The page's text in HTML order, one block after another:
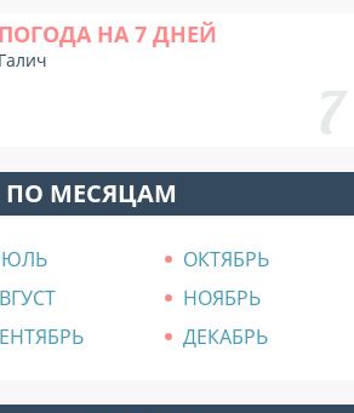
ПОГОДА НА 7 ДНЕЙ
Галич
ПО МЕСЯЦАМ
ОКТЯБРЬ
НОЯБРЬ
ДЕКАБРЬ